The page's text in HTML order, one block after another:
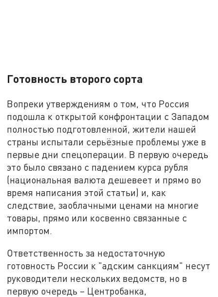
Готовность второго сорта
Вопреки утверждениям о том, что Россия
подошла к открытой конфронтации с Западом
полностью подготовленной, жители нашей
страны испытали серьёзные проблемы уже в
первые дни спецоперации. В первую очередь
это было связано с падением курса рубля
(национальная валюта дешевеет и прямо во
время написания этой статьи) и, как
следствие, заоблачными ценами на многие
товары, прямо или косвенно связанные с
импортом.
Ответственность за недостаточную
готовность России к "адским санкциям" несут
руководители нескольких ведомств, но в
первую очередь – Центробанка,